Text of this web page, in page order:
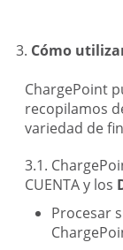
Cómo
ChargePoint
recopilamos
variedad de
CUENTA y los
Procesar